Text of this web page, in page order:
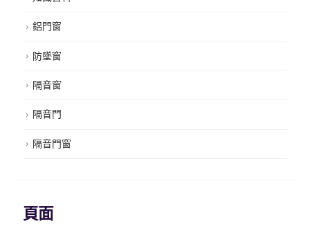
鋁門窗
防墜窗
隔音窗
隔音門
隔音門窗
頁面